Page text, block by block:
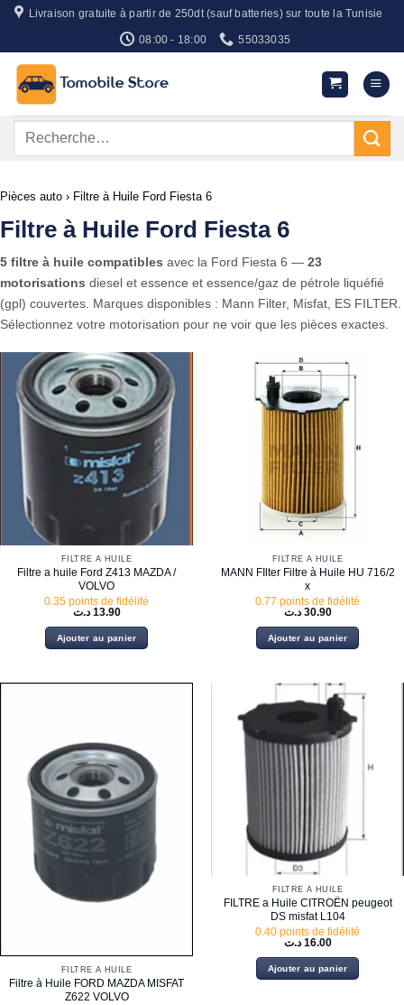
Passer
contenu
Livraison gratuite à partir de 250dt (sauf batteries) sur toute la Tunisie
08:00 - 18:00 55033035
Recherche
Pièces auto › Filtre à Huile Ford Fiesta 6
Filtre à Huile Ford Fiesta 6
5 filtre à huile compatibles avec la Ford Fiesta 6 — 23
motorisations diesel et essence et essence/gaz de pétrole liquéfié
(gpl) couvertes. Marques disponibles : Mann Filter, Misfat, ES FILTER.
Sélectionnez votre motorisation pour ne voir que les pièces exactes.
FILTRE À HUILE
Filtre a huile Ford Z413 MAZDA /
VOLVO
0.35 points de fidélité
13.90 د.ت
Ajouter au panier
FILTRE À HUILE
MANN FIlter Filtre à Huile HU 716/2
x
0.77 points de fidélité
30.90 د.ت
Ajouter au panier
FILTRE À HUILE
Filtre à Huile FORD MAZDA MISFAT
Z622 VOLVO
FILTRE À HUILE
FILTRE a Huile CITROËN peugeot
DS misfat L104
0.40 points de fidélité
16.00 د.ت
Ajouter au panier